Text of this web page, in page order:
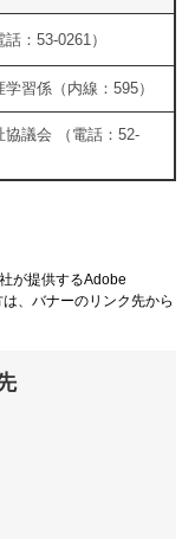
：53-0261）
習係（内線：595）
協議会 （電話：52-
が提供するAdobe
、バナーのリンク先から